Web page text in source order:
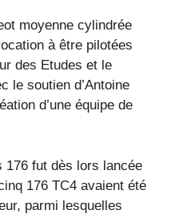
moyenne cylindrée
à être pilotées
des Etudes et le
le soutien d’Antoine
d’une équipe de
176 fut dès lors lancée
176 TC4 avaient été
parmi lesquelles